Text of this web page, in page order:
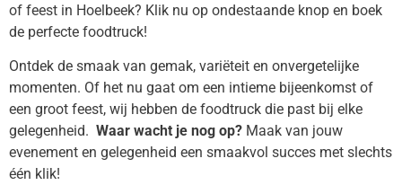
of feest in Hoelbeek? Klik nu op ondestaande knop en boek
de perfecte foodtruck!
Ontdek de smaak van gemak, variëteit en onvergetelijke
momenten. Of het nu gaat om een intieme bijeenkomst of
een groot feest, wij hebben de foodtruck die past bij elke
gelegenheid. Waar wacht je nog op? Maak van jouw
evenement en gelegenheid een smaakvol succes met slechts
één klik!